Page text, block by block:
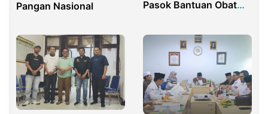
Pangan Nasional
Pasok Bantuan Obat